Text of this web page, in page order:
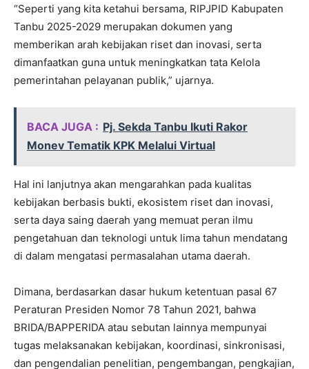
“Seperti yang kita ketahui bersama, RIPJPID Kabupaten
Tanbu 2025-2029 merupakan dokumen yang
memberikan arah kebijakan riset dan inovasi, serta
dimanfaatkan guna untuk meningkatkan tata Kelola
pemerintahan pelayanan publik,” ujarnya.
BACA JUGA : Pj. Sekda Tanbu Ikuti Rakor
Monev Tematik KPK Melalui Virtual
Hal ini lanjutnya akan mengarahkan pada kualitas
kebijakan berbasis bukti, ekosistem riset dan inovasi,
serta daya saing daerah yang memuat peran ilmu
pengetahuan dan teknologi untuk lima tahun mendatang
di dalam mengatasi permasalahan utama daerah.
Dimana, berdasarkan dasar hukum ketentuan pasal 67
Peraturan Presiden Nomor 78 Tahun 2021, bahwa
BRIDA/BAPPERIDA atau sebutan lainnya mempunyai
tugas melaksanakan kebijakan, koordinasi, sinkronisasi,
dan pengendalian penelitian, pengembangan, pengkajian,